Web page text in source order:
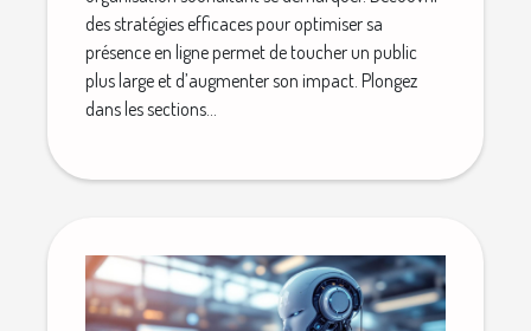
des stratégies efficaces pour optimiser sa
présence en ligne permet de toucher un public
plus large et d’augmenter son impact. Plongez
dans les sections...